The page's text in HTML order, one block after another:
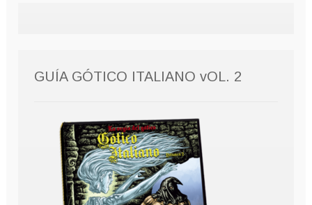
GUÍA GÓTICO ITALIANO vOL. 2